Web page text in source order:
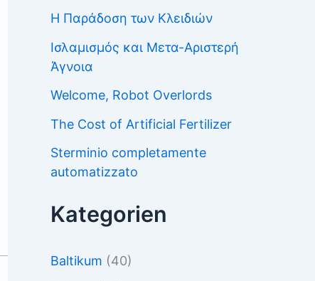
Η Παράδοση των Κλειδιών
Ισλαμισμός και Μετα-Αριστερή
Άγνοια
Welcome, Robot Overlords
The Cost of Artificial Fertilizer
Sterminio completamente
automatizzato
Kategorien
Baltikum (40)